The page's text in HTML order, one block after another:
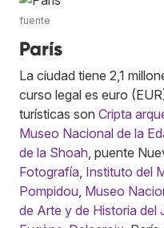
fuente
París
La ciudad tiene 2,1
curso legal es euro
turísticas son Cripta
Museo Nacional de la
de la Shoah , puente
Fotografía Instituto del
Pompidou Museo
de Arte y de Historia del